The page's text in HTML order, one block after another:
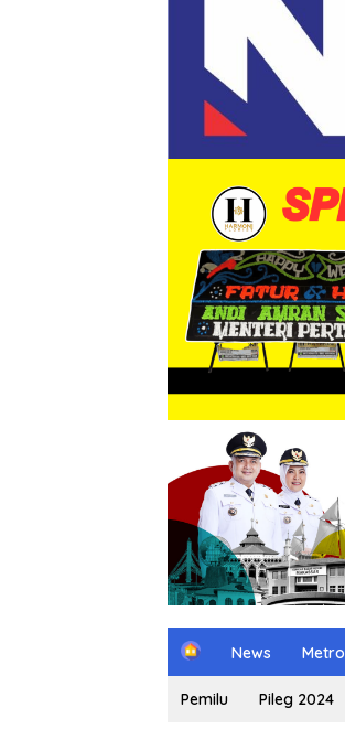
H
m
e
News Metro
Pemilu Pileg 2024